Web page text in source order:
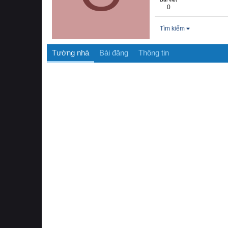
0
Tìm kiếm
Tường nhà Bài đăng Thông tin